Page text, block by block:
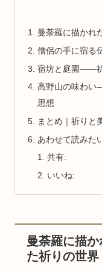
曼荼羅に描かれ
僧侶の手に宿
宿坊と庭園——
高野山の味わい
思想
まとめ｜祈りと
あわせて読みた
共有:
いいね:
曼荼羅に描
た祈りの世界